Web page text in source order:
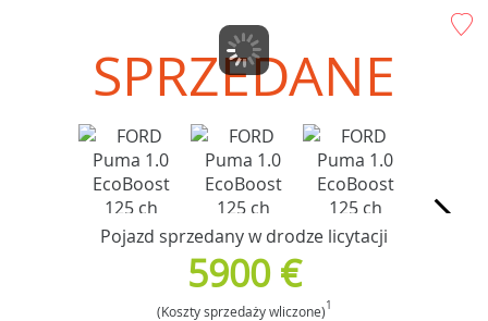
SPRZEDANE
Pojazd sprzedany w drodze licytacji
5900 €
(Koszty sprzedaży wliczone)1